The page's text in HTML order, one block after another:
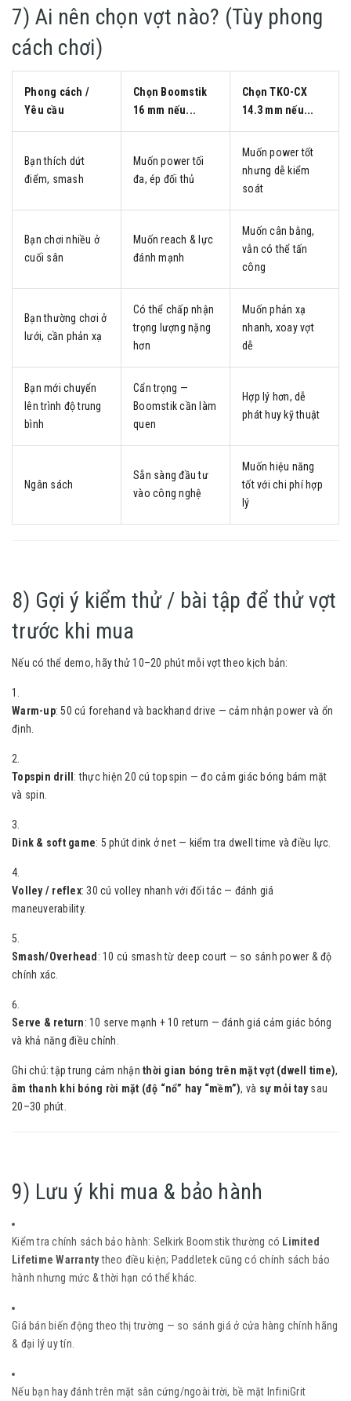
7) Ai nên chọn vợt nào? (Tùy phong
cách chơi)
Phong cách /
Yêu cầu
Chọn Boomstik
16 mm nếu...
Chọn TKO-CX
14.3 mm nếu...
Bạn thích dứt
điểm, smash
Muốn power tối
đa, ép đối thủ
Muốn power tốt
nhưng dễ kiểm
soát
Bạn chơi nhiều ở
cuối sân
Muốn reach & lực
đánh mạnh
Muốn cân bằng,
vẫn có thể tấn
công
Bạn thường chơi ở
lưới, cần phản xạ
Có thể chấp nhận
trọng lượng nặng
hơn
Muốn phản xạ
nhanh, xoay vợt
dễ
Bạn mới chuyển
lên trình độ trung
bình
Cẩn trọng —
Boomstik cần làm
quen
Hợp lý hơn, dễ
phát huy kỹ thuật
Ngân sách
Sẵn sàng đầu tư
vào công nghệ
Muốn hiệu năng
tốt với chi phí hợp
lý
8) Gợi ý kiểm thử / bài tập để thử vợt
trước khi mua
Nếu có thể demo, hãy thử 10–20 phút mỗi vợt theo kịch bản:
Warm-up: 50 cú forehand và backhand drive — cảm nhận power và ổn
định.
Topspin drill : thực hiện 20 cú topspin — đo cảm giác bóng bám mặt
và spin.
Dink & soft game: 5 phút dink ở net — kiểm tra dwell time và điều lực.
Volley / reflex: 30 cú volley nhanh với đối tác — đánh giá
maneuverability.
Smash/Overhead : 10 cú smash từ deep court — so sánh power & độ
chính xác.
Serve & return: 10 serve mạnh + 10 return — đánh giá cảm giác bóng
và khả năng điều chỉnh.
Ghi chú: tập trung cảm nhận thời gian bóng trên mặt vợt (dwell time),
âm thanh khi bóng rời mặt (độ “nổ” hay “mềm”), và sự mỏi taysau
20–30 phút.
9) Lưu ý khi mua & bảo hành
Kiểm tra chính sách bảo hành: Selkirk Boomstik thường có Limited
Lifetime Warrantytheo điều kiện; Paddletek cũng có chính sách bảo
hành nhưng mức & thời hạn có thể khác.
Giá bán biến động theo thị trường — so sánh giá ở cửa hàng chính hãng
& đại lý uy tín.
Nếu bạn hay đánh trên mặt sân cứng/ngoài trời, bề mặt InfiniGrit